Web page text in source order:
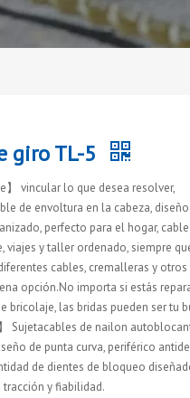
giro TL-5
vincular lo que desea resolver,
de envoltura en la cabeza,
perfecto para el hogar, cable
viajes y taller ordenado, siempre
cables, cremalleras y otros
opción.No importa si estás
bricolaje, las bridas pueden ser tu
Sujetacables de nailon
de punta curva, periférico
de dientes de bloqueo
y fiabilidad.